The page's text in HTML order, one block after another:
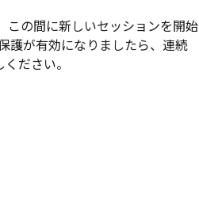
この間に新しいセッションを開始
護が有効になりましたら、連続
ださい。